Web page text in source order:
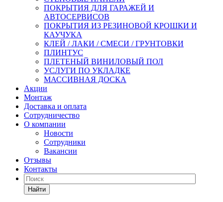
ПОКРЫТИЯ ДЛЯ ГАРАЖЕЙ И
АВТОСЕРВИСОВ
ПОКРЫТИЯ ИЗ РЕЗИНОВОЙ КРОШКИ И
КАУЧУКА
КЛЕЙ / ЛАКИ / СМЕСИ / ГРУНТОВКИ
ПЛИНТУС
ПЛЕТЕНЫЙ ВИНИЛОВЫЙ ПОЛ
УСЛУГИ ПО УКЛАДКЕ
МАССИВНАЯ ДОСКА
Акции
Монтаж
Доставка и оплата
Сотрудничество
О компании
Новости
Сотрудники
Вакансии
Отзывы
Контакты
Найти